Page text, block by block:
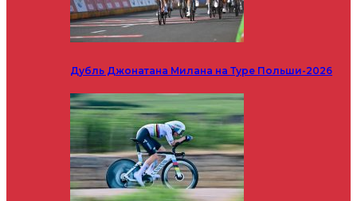
Дубль Джонатана Милана на Туре Польши-2026